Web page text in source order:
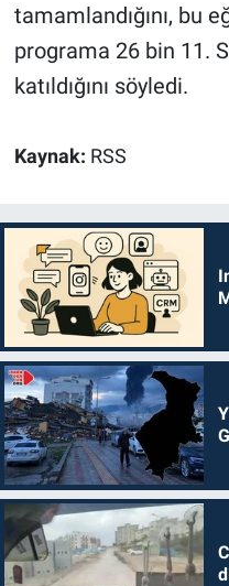
tamamlandığını, bu
programa 26 bin 11.
katıldığını söyledi.
Kaynak: RSS